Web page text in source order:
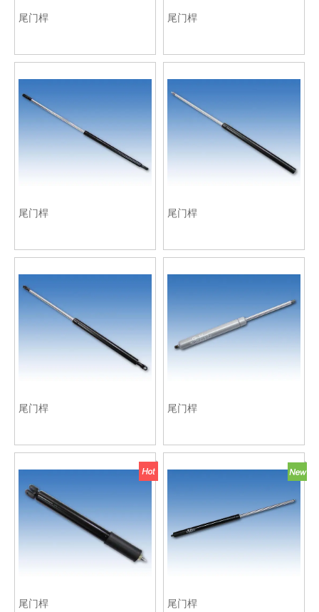
尾门桿 尾门桿
尾门桿 尾门桿
尾门桿 尾门桿
尾门桿 尾门桿